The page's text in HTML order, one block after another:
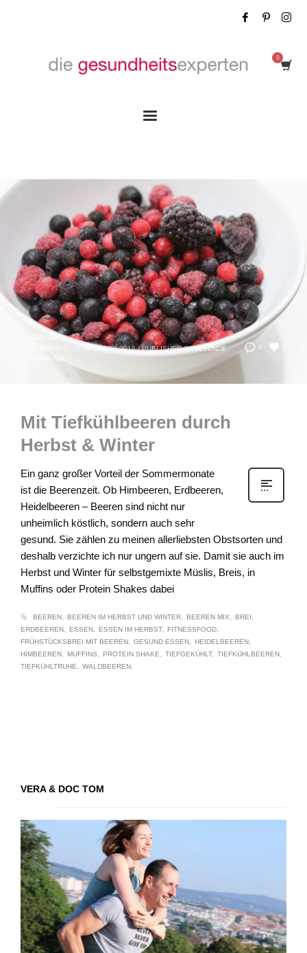
0
veramair
DONNERSTAG, 25 OKTOBER 2018 / PUBLISHED IN GESUNDE
ERNÄHRUNG
Mit Tiefkühlbeeren durch
Herbst & Winter
Ein ganz großer Vorteil der Sommermonate
ist die Beerenzeit. Ob Himbeeren, Erdbeeren,
Heidelbeeren – Beeren sind nicht nur
unheimlich köstlich, sondern auch sehr
gesund. Sie zählen zu meinen allerliebsten Obstsorten und
deshalb verzichte ich nur ungern auf sie. Damit sie auch im
Herbst und Winter für selbstgemixte Müslis, Breis, in
Muffins oder Protein Shakes dabei
BEEREN BEEREN IM HERBST UND WINTER BEEREN MIX
BREI
ERDBEEREN
ESSEN ESSEN IM HERBST
FITNESSFOOD
FRÜHSTÜCKSBREI MIT BEEREN
GESUND ESSEN
HEIDELBEEREN
HIMBEEREN
MUFFINS PROTEIN SHAKE TIEFGEKÜHLT
TIEFKÜHLBEEREN
TIEFKÜHLTRUHE
WALDBEEREN
VERA & DOC TOM